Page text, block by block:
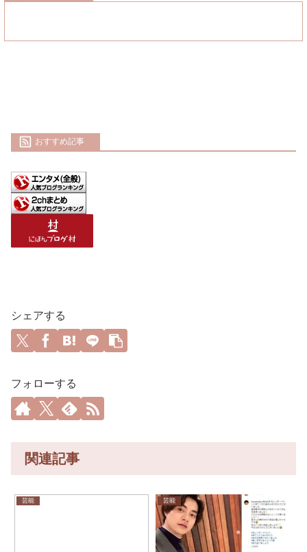
おすすめ記事
シェアする
フォローする
関連記事
芸能 芸能